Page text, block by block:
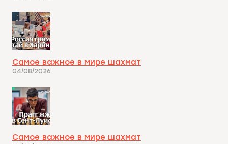
Самое важное в мире шахмат
04/08/2026
Самое важное в мире шахмат